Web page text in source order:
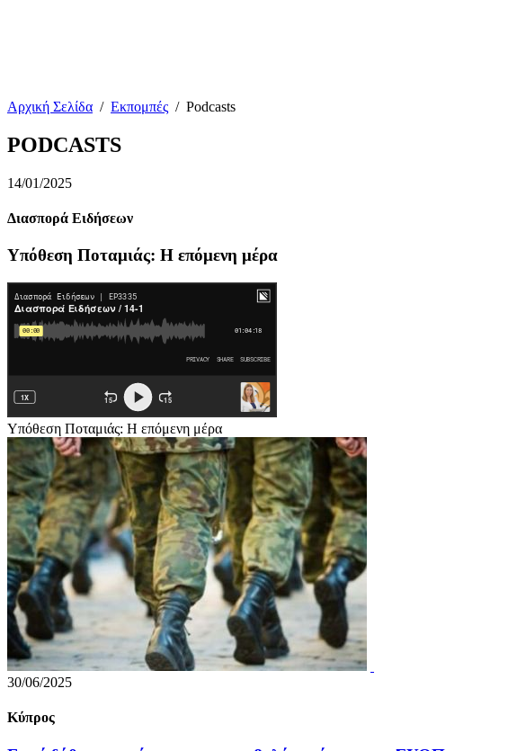
Αρχική Σελίδα / Εκπομπές / Podcasts
PODCASTS
14/01/2025
Διασπορά Ειδήσεων
Υπόθεση Ποταμιάς: Η επόμενη μέρα
Υπόθεση Ποταμιάς: Η επόμενη μέρα
30/06/2025
Κύπρος